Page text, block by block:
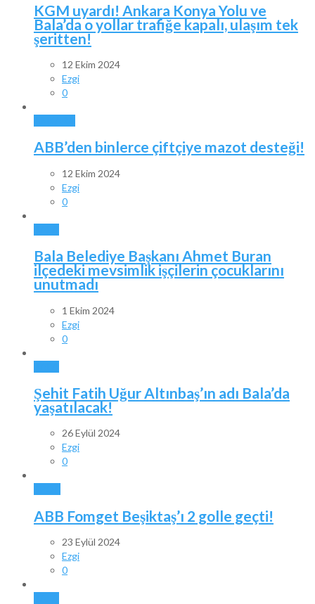
KGM uyardı! Ankara Konya Yolu ve
Bala’da o yollar trafiğe kapalı, ulaşım tek
şeritten!
12 Ekim 2024
Ezgi
0
ABB’den binlerce çiftçiye mazot desteği!
12 Ekim 2024
Ezgi
0
Bala Belediye Başkanı Ahmet Buran
ilçedeki mevsimlik işçilerin çocuklarını
unutmadı
1 Ekim 2024
Ezgi
0
Şehit Fatih Uğur Altınbaş’ın adı Bala’da
yaşatılacak!
26 Eylül 2024
Ezgi
0
ABB Fomget Beşiktaş’ı 2 golle geçti!
23 Eylül 2024
Ezgi
0